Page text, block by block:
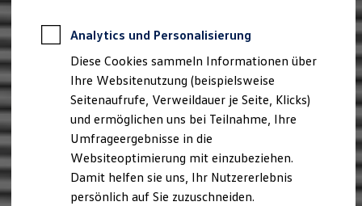
Professional Class bei Volkswagen
Behörden
Direktkunden
Sonderfahrzeuge
Anpfiff zum Gewinn
Elektromobilität
Elektroautos
ID. Tutorials
Der neue ID. Polo
Der neue ID.3 Neo
Der ID.4
Analytics und Personalisierung
Diese Cookies sammeln Informationen über
Ihre Websitenutzung (beispielsweise
Seitenaufrufe, Verweildauer je Seite, Klicks)
und ermöglichen uns bei Teilnahme, Ihre
Umfrageergebnisse in die
Websiteoptimierung mit einzubeziehen.
Damit helfen sie uns, Ihr Nutzererlebnis
persönlich auf Sie zuzuschneiden.